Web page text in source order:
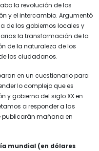
la revolución de los
y el intercambio. Argumentó
de los gobiernos locales y
la transformación de la
de la naturaleza de los
los ciudadanos.
en un cuestionario para
lo complejo que es
y gobierno del siglo XX en
a responder a las
publicarán mañana en
mundial (en dólares